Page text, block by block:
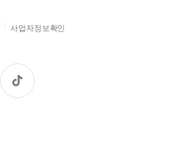
사업자정보확인
틱
톡